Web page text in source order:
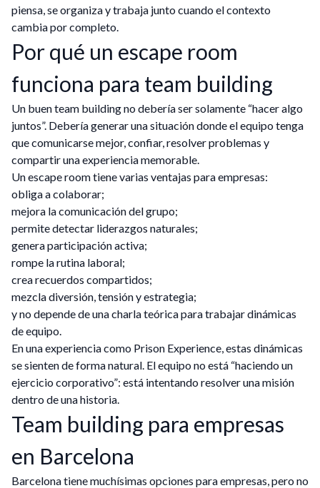
piensa, se organiza y trabaja junto cuando el contexto
cambia por completo.
Por qué un escape room
funciona para team building
Un buen team building no debería ser solamente “hacer algo
juntos”. Debería generar una situación donde el equipo tenga
que comunicarse mejor, confiar, resolver problemas y
compartir una experiencia memorable.
Un escape room tiene varias ventajas para empresas:
obliga a colaborar;
mejora la comunicación del grupo;
permite detectar liderazgos naturales;
genera participación activa;
rompe la rutina laboral;
crea recuerdos compartidos;
mezcla diversión, tensión y estrategia;
y no depende de una charla teórica para trabajar dinámicas
de equipo.
En una experiencia como Prison Experience, estas dinámicas
se sienten de forma natural. El equipo no está “haciendo un
ejercicio corporativo”: está intentando resolver una misión
dentro de una historia.
Team building para empresas
en Barcelona
Barcelona tiene muchísimas opciones para empresas, pero no